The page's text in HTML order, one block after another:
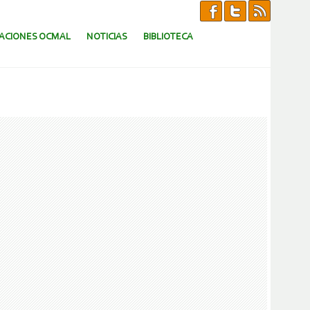
OCMAL NOTICIAS BIBLIOTECA